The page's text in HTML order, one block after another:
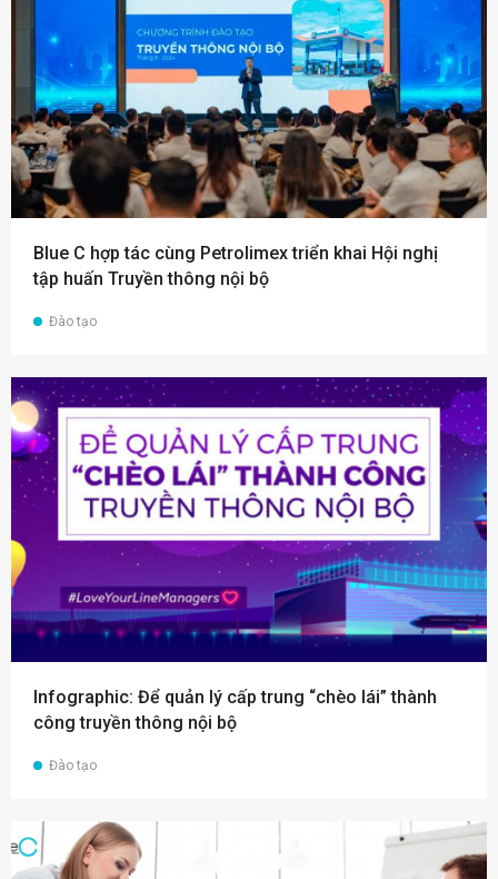
Blue C hợp tác cùng Petrolimex triển khai Hội nghị
tập huấn Truyền thông nội bộ
Đào tạo
Infographic: Để quản lý cấp trung “chèo lái” thành
công truyền thông nội bộ
Đào tạo